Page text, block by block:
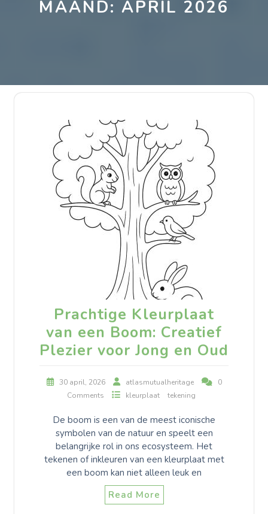
MAAND: APRIL 2026
Prachtige Kleurplaat
van een Boom: Creatief
Plezier voor Jong en Oud
30 april, 2026 atlasmutualheritage
0
Comments
kleurplaat tekening
De boom is een van de meest iconische
symbolen van de natuur en speelt een
belangrijke rol in ons ecosysteem. Het
tekenen of inkleuren van een kleurplaat met
een boom kan niet alleen leuk en
Read More